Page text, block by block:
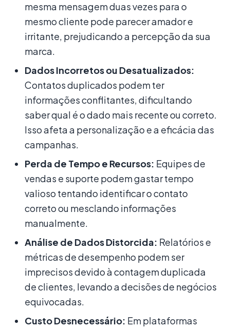
mesma mensagem duas vezes para o
mesmo cliente pode parecer amador e
irritante, prejudicando a percepção da sua
marca.
Dados Incorretos ou Desatualizados:
Contatos duplicados podem ter
informações conflitantes, dificultando
saber qual é o dado mais recente ou correto.
Isso afeta a personalização e a eficácia das
campanhas.
Perda de Tempo e Recursos: Equipes de
vendas e suporte podem gastar tempo
valioso tentando identificar o contato
correto ou mesclando informações
manualmente.
Análise de Dados Distorcida: Relatórios e
métricas de desempenho podem ser
imprecisos devido à contagem duplicada
de clientes, levando a decisões de negócios
equivocadas.
Custo Desnecessário: Em plataformas